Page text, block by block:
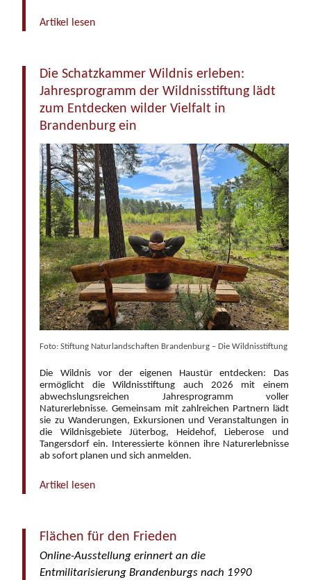
Artikel lesen
Die Schatzkammer Wildnis erleben:
Jahresprogramm der Wildnisstiftung lädt
zum Entdecken wilder Vielfalt in
Brandenburg ein
Foto: Stiftung Naturlandschaften Brandenburg – Die Wildnisstiftung
Die Wildnis vor der eigenen Haustür entdecken: Das
ermöglicht die Wildnisstiftung auch 2026 mit einem
abwechslungsreichen Jahresprogramm voller
Naturerlebnisse. Gemeinsam mit zahlreichen Partnern lädt
sie zu Wanderungen, Exkursionen und Veranstaltungen in
die Wildnisgebiete Jüterbog, Heidehof, Lieberose und
Tangersdorf ein. Interessierte können ihre Naturerlebnisse
ab sofort planen und sich anmelden.
Artikel lesen
Flächen für den Frieden
Online-Ausstellung erinnert an die
Entmilitarisierung Brandenburgs nach 1990